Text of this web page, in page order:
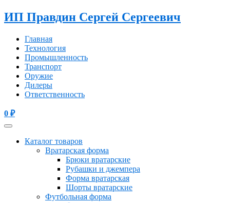
ИП Правдин Сергей Сергеевич
Главная
Технология
Промышленность
Транспорт
Оружие
Дилеры
Ответственность
0 ₽
Каталог товаров
Вратарская форма
Брюки вратарские
Рубашки и джемпера
Форма вратарская
Шорты вратарские
Футбольная форма